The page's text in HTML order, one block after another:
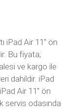
iPad Air 11″ ön
Bu fiyata;
ve kargo ile
dahildir. iPad
Air 11″ ön
servis odasında